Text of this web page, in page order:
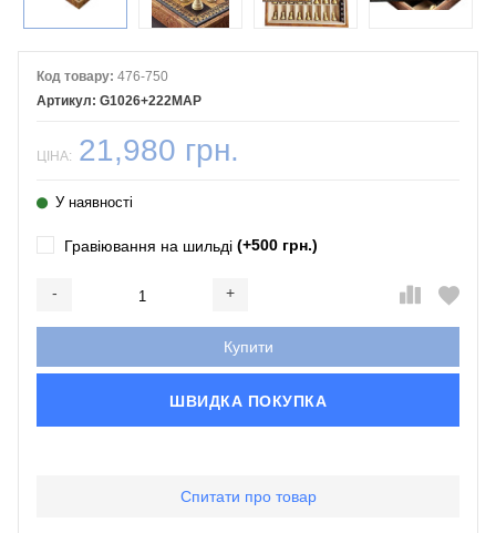
Код товару: 476-750
G1026+222MAP
ЦІНА: 21,980 грн.
У наявності
Гравіювання на шильді (+500 грн.)
- +
Купити
ШВИДКА ПОКУПКА
Спитати про товар